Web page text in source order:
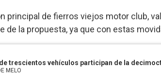
principal de fierros viejos motor club,
de la propuesta, ya que con estas
MELO